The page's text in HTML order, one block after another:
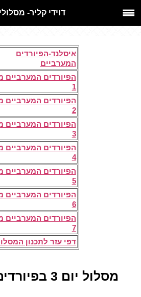
דוידי קליר-
מסלול יום 3 בפיורדים המערביים
איסלנד-הפיורדים
המערביים
הפיורדים המערביים
1
הפיורדים המערביים
2
הפיורדים המערביים
3
הפיורדים המערביים
4
הפיורדים המערביים
5
הפיורדים המערביים
6
הפיורדים המערביים
7
דפי עזר לתכנון